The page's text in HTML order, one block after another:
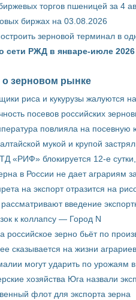
торгов пшеницей за 4
биржах на 03.08.2026
зерновой терминал в
сети РЖД в январе-июле
о зерновом рынке
риса и кукурузы жалуются
посевов российских
повлияла на
мукой и крупой
«РИФ» блокируется 12-е
в России не дает аграриям
на экспорт отразится на
рассматривают введение
к коллапсу — Город N
российское зерно бьёт по
сказывается на жизни аграриев
могут ударить по урожаям
хозяйства Юга назвали
флот для экспорта зерна